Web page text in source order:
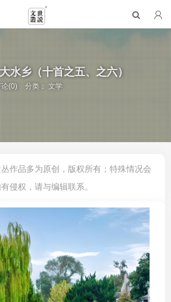
水乡（十首之五、之六）
(0) 分类：文学
作品多为原创，版权所有；特殊情况会
侵权，请与编辑联系。